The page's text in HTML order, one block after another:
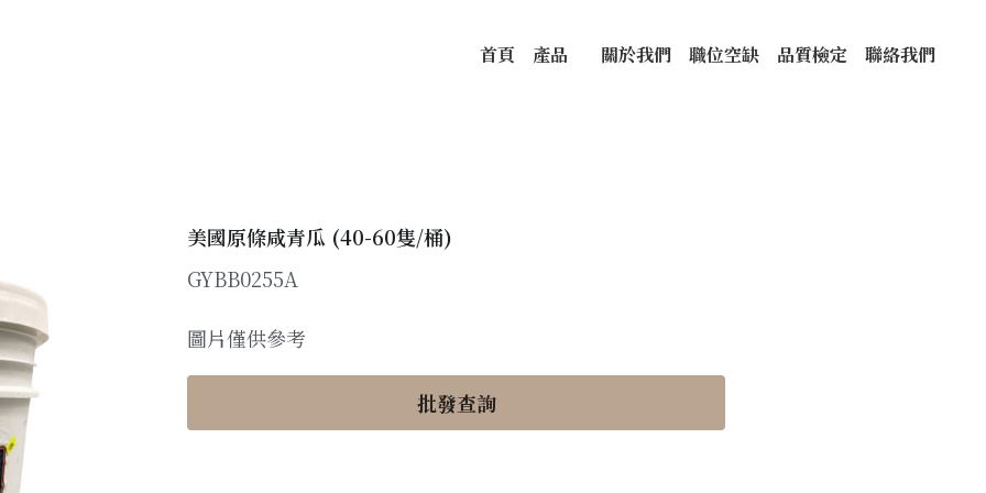
產品 關於我們 職位空缺 品質檢定 聯絡我們
GYBB0255A
批發查詢